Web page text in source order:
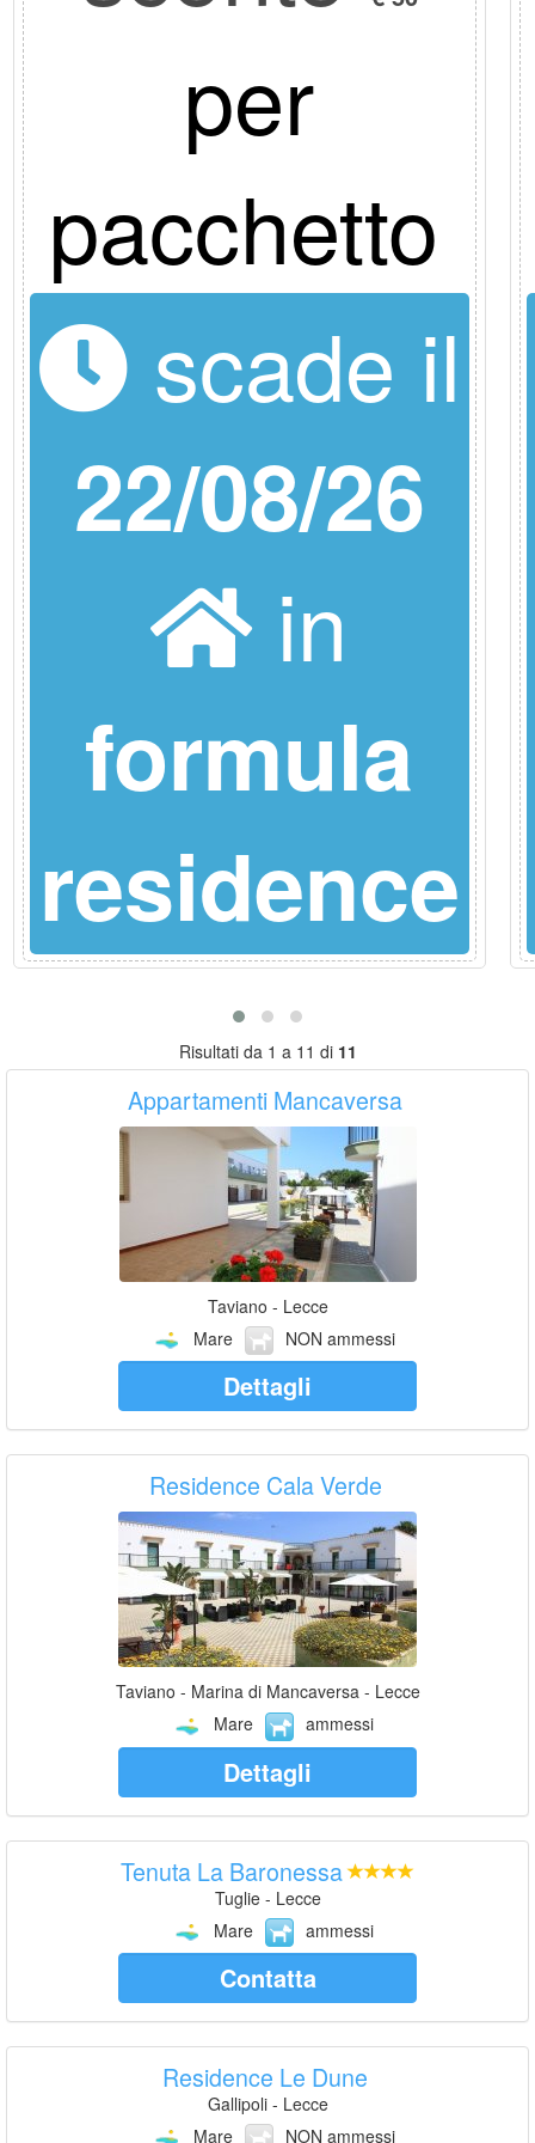
per
pacchetto
scade il
22/08/26
in
formula
residence
Risultati da 1 a 11 di 11
Appartamenti Mancaversa
Taviano - Lecce
Mare
NON ammessi
Dettagli
Residence Cala Verde
Taviano - Marina di Mancaversa - Lecce
Mare
ammessi
Dettagli
Tenuta La Baronessa
Tuglie - Lecce
Mare
ammessi
Contatta
Residence Le Dune
Gallipoli - Lecce
Mare
NON ammessi